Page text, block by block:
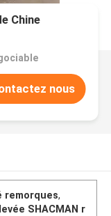
Chine
nous
remorques,
SHACMAN r